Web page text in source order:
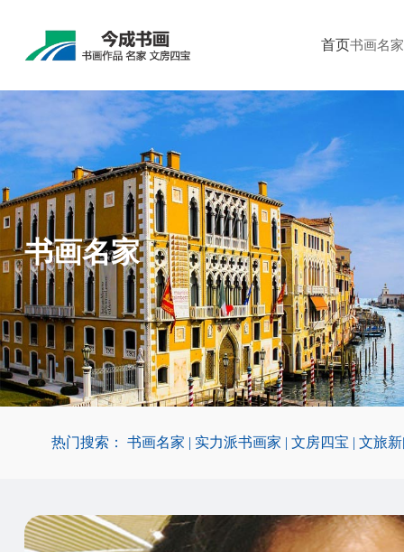
首页
书画名家
热门搜索： 书画名家 | 实力派书画家 | 文房四宝 | 文旅